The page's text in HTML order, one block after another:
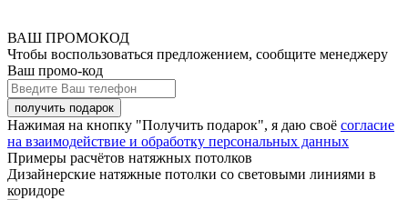
ВАШ ПРОМОКОД
Чтобы воспользоваться предложением, сообщите менеджеру
Ваш промо-код
Нажимая на кнопку "Получить подарок", я даю своё согласие
на взаимодействие и обработку персональных данных
Примеры расчётов натяжных потолков
Дизайнерские натяжные потолки со световыми линиями в
коридоре